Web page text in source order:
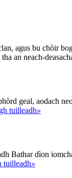
agus bu chòir
an neach-
geal, aodach
tuilleadh»
Bathar dìon
tuilleadh»